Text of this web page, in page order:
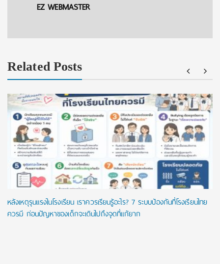
EZ WEBMASTER
Related Posts
หลังเหตุรุนแรงในโรงเรียน เราควรเรียนรู้อะไร? 7 ระบบป้องกันที่โรงเรียนไทย
ควรมี ก่อนปัญหาของเด็กจะเดินไปถึงจุดที่แก้ยาก